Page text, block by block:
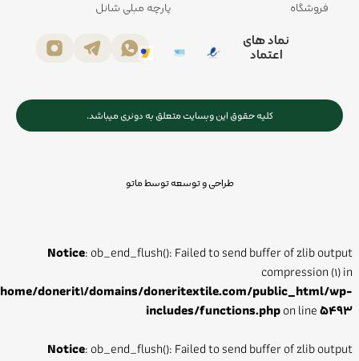
فروشگاه
پارچه مبلی شانل
نماد های
اعتماد
کلیه حقوق این وبسایت متعلق به دونری میباشد.
طراحی و توسعه توسط ماتو
Notice: ob_end_flush(): Failed to send buffer of zlib output
compression (1) in
/home/donerit1/domains/doneritextile.com/public_html/wp-
includes/functions.phpon line5493
Notice: ob_end_flush(): Failed to send buffer of zlib output